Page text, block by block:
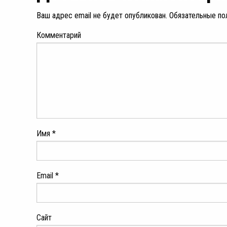
Ваш адрес email не будет опубликован. Обязательные
Комментарий
Имя *
Email *
Сайт